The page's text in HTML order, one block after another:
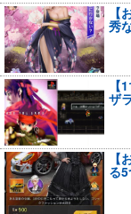
【
秀
【
ザ
【
る